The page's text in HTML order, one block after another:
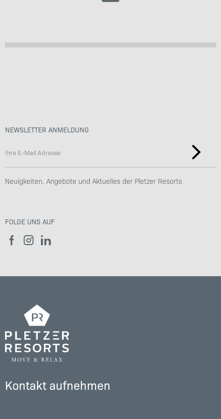
NEWSLETTER ANMELDUNG
Neuigkeiten, Angebote und Aktuelles der Pletzer Resorts
FOLGE UNS AUF
Kontakt aufnehmen